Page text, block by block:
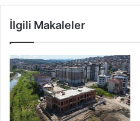
İlgili Makaleler